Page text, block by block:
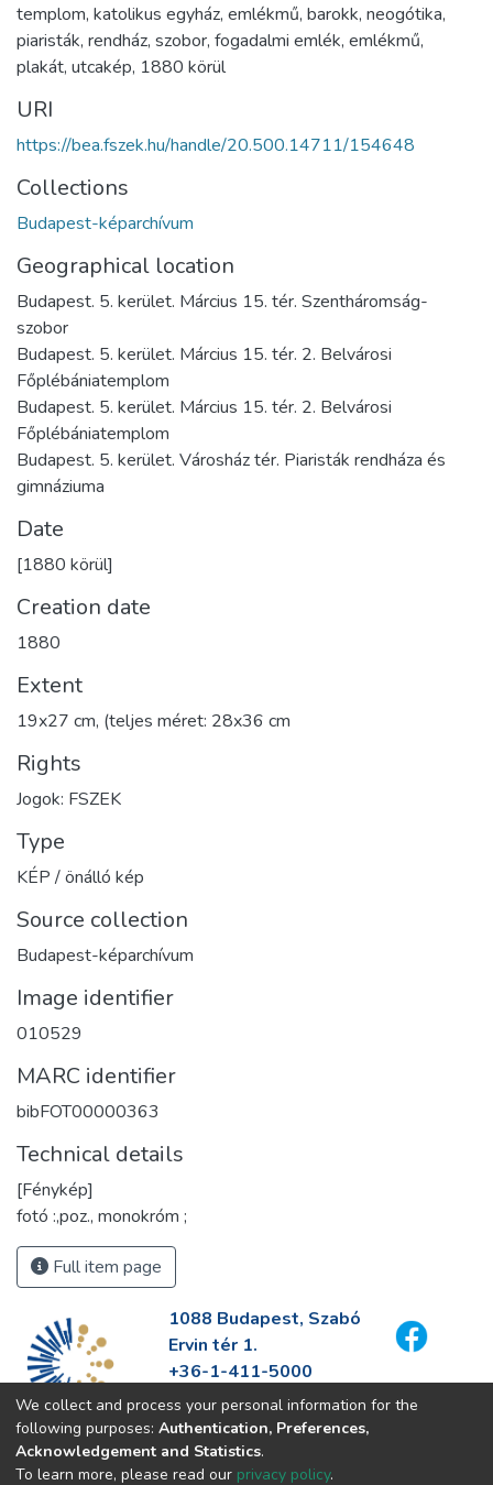
templom, katolikus egyház, emlékmű, barokk, neogótika,
piaristák, rendház, szobor, fogadalmi emlék, emlékmű,
plakát, utcakép, 1880 körül
URI
https://bea.fszek.hu/handle/20.500.14711/154648
Collections
Budapest-képarchívum
Geographical location
Budapest. 5. kerület. Március 15. tér. Szentháromság-
szobor
Budapest. 5. kerület. Március 15. tér. 2. Belvárosi
Főplébániatemplom
Budapest. 5. kerület. Március 15. tér. 2. Belvárosi
Főplébániatemplom
Budapest. 5. kerület. Városház tér. Piaristák rendháza és
gimnáziuma
Date
[1880 körül]
Creation date
1880
Extent
19x27 cm, (teljes méret: 28x36 cm
Rights
Jogok: FSZEK
Type
KÉP / önálló kép
Source collection
Budapest-képarchívum
Image identifier
010529
MARC identifier
bibFOT00000363
Technical details
[Fénykép]
fotó :,poz., monokróm ;
Full item page
1088 Budapest, Szabó
Ervin tér 1.
+36-1-411-5000
info@fszek.hu
https://fszek.hu
We collect and process your personal information for the
following purposes: Authentication, Preferences,
Acknowledgement and Statistics.
To learn more, please read our privacy policy.